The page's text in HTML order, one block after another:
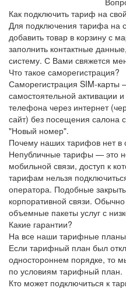
Как подключить тариф на
Для подключения тарифа на
добавить товар в корзину с
заполнить контактные
систему. С Вами свяжется
Что такое саморегистрация?
Саморегистрация SIM-карты
самостоятельной активации
телефона через интернет
сайт) без посещения салона
"Новый номер".
Почему наших тарифов нет в
Непубличные тарифы — это
мобильной связи, доступ к
тарифам нельзя
оператора. Подобные
корпоративной связи.
объемные пакеты услуг с
Какие гарантии?
На все наши тарифные планы
Если тарифный план был
одностороннем порядке, то
по условиям тарифный план.
Кто может подключиться к